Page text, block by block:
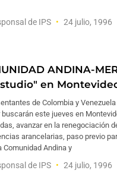
de IPS 24 julio, 1996
ANDINA-
en
de Colombia y
buscarán este jueves en
avanzar en la renegociación
arancelarias, paso previo
Comunidad Andina y
de IPS 24 julio, 1996